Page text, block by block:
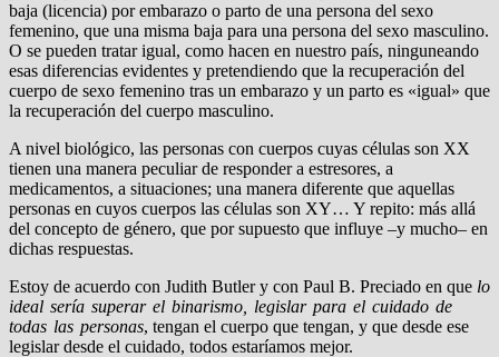
baja (licencia) por embarazo o parto de una persona del sexo
femenino, que una misma baja para una persona del sexo masculino.
O se pueden tratar igual, como hacen en nuestro país, ninguneando
esas diferencias evidentes y pretendiendo que la recuperación del
cuerpo de sexo femenino tras un embarazo y un parto es «igual» que
la recuperación del cuerpo masculino.
A nivel biológico, las personas con cuerpos cuyas células son XX
tienen una manera peculiar de responder a estresores, a
medicamentos, a situaciones; una manera diferente que aquellas
personas en cuyos cuerpos las células son XY… Y repito: más allá
del concepto de género, que por supuesto que influye –y mucho– en
dichas respuestas.
Estoy de acuerdo con Judith Butler y con Paul B. Preciado en que lo
ideal sería superar el binarismo, legislar para el cuidado de
todas las personas, tengan el cuerpo que tengan, y que desde ese
legislar desde el cuidado, todos estaríamos mejor.